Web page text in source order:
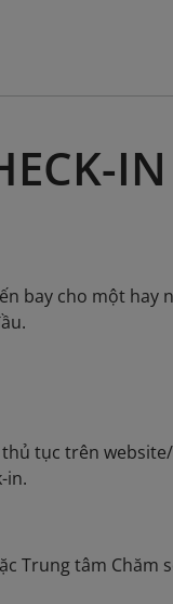
IN
bay cho một hay
tục trên
in.
Trung tâm Chăm